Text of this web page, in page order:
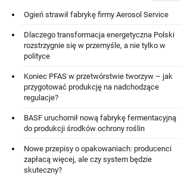
Ogień strawił fabrykę firmy Aerosol Service
Dlaczego transformacja energetyczna Polski
rozstrzygnie się w przemyśle, a nie tylko w
polityce
Koniec PFAS w przetwórstwie tworzyw – jak
przygotować produkcję na nadchodzące
regulacje?
BASF uruchomił nową fabrykę fermentacyjną
do produkcji środków ochrony roślin
Nowe przepisy o opakowaniach: producenci
zapłacą więcej, ale czy system będzie
skuteczny?